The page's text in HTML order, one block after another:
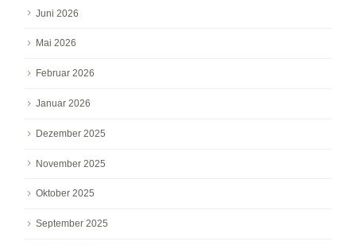
Juni 2026
Mai 2026
Februar 2026
Januar 2026
Dezember 2025
November 2025
Oktober 2025
September 2025